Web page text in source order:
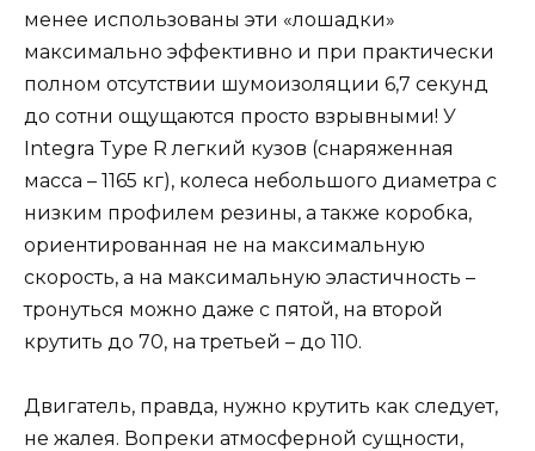
менее использованы эти «лошадки»
максимально эффективно и при практически
полном отсутствии шумоизоляции 6,7 секунд
до сотни ощущаются просто взрывными! У
Integra Type R легкий кузов (снаряженная
масса – 1165 кг), колеса небольшого диаметра с
низким профилем резины, а также коробка,
ориентированная не на максимальную
скорость, а на максимальную эластичность –
тронуться можно даже с пятой, на второй
крутить до 70, на третьей – до 110.
Двигатель, правда, нужно крутить как следует,
не жалея. Вопреки атмосферной сущности,